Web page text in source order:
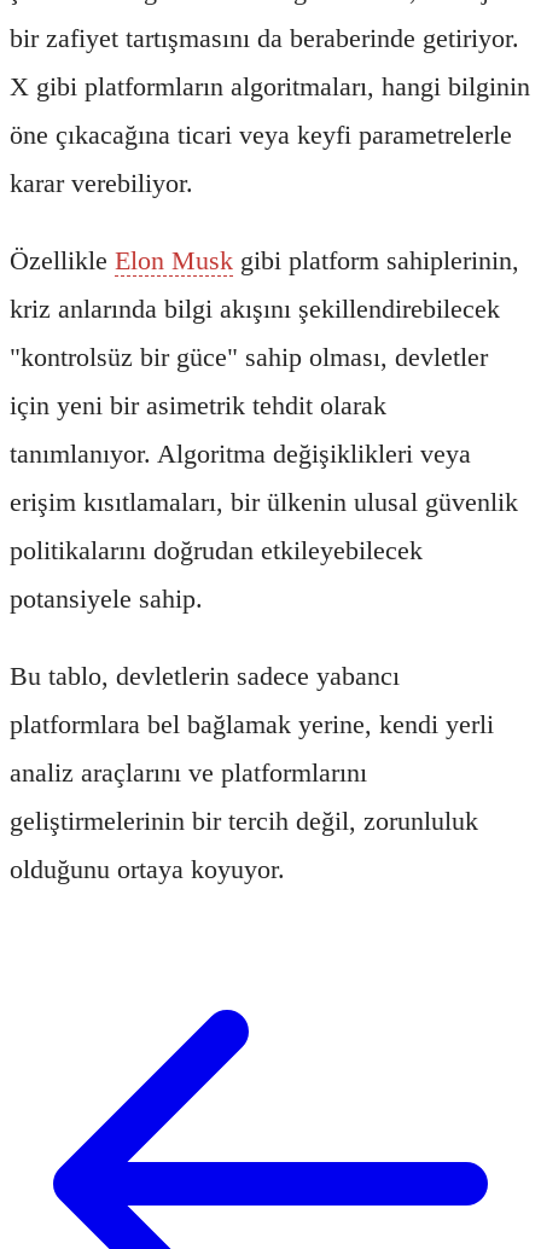
bir zafiyet tartışmasını da beraberinde getiriyor.
X gibi platformların algoritmaları, hangi bilginin
öne çıkacağına ticari veya keyfi parametrelerle
karar verebiliyor.
Özellikle Elon Musk gibi platform sahiplerinin,
kriz anlarında bilgi akışını şekillendirebilecek
"kontrolsüz bir güce" sahip olması, devletler
için yeni bir asimetrik tehdit olarak
tanımlanıyor. Algoritma değişiklikleri veya
erişim kısıtlamaları, bir ülkenin ulusal güvenlik
politikalarını doğrudan etkileyebilecek
potansiyele sahip.
Bu tablo, devletlerin sadece yabancı
platformlara bel bağlamak yerine, kendi yerli
analiz araçlarını ve platformlarını
geliştirmelerinin bir tercih değil, zorunluluk
olduğunu ortaya koyuyor.